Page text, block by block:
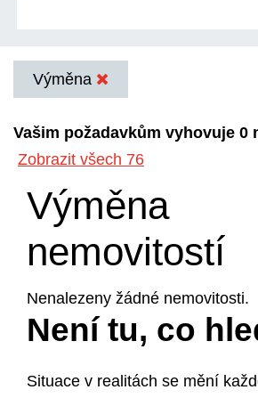
Výměna
Vašim požadavkům vyhovuje 0
Zobrazit všech 76
Výměna
nemovitostí
Nenalezeny žádné nemovitosti.
Není tu, co
Situace v realitách se mění